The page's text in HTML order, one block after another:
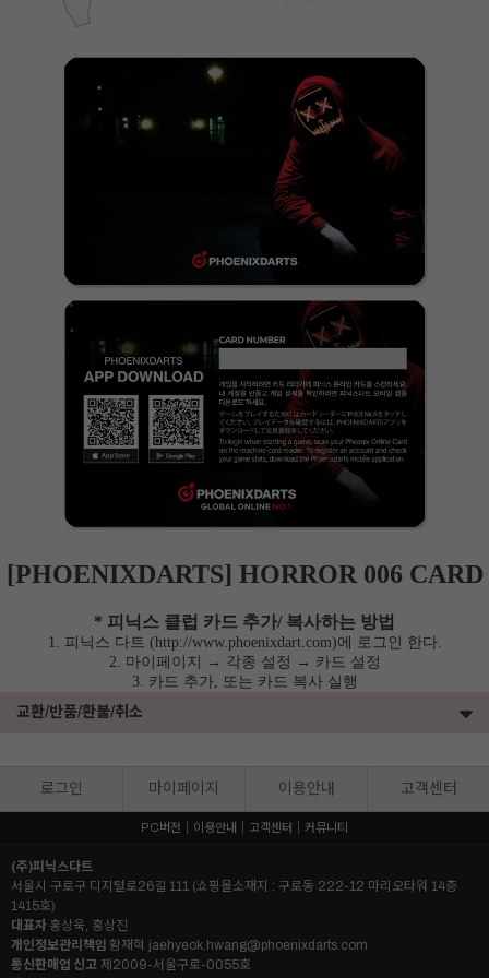
PAYCO 바로구매
[PHOENIXDARTS] HORROR 006 CARD
* 피닉스 클럽 카드 추가/ 복사하는 방법
1. 피닉스 다트 (http://www.phoenixdart.com)에 로그인 한다.
2. 마이페이지 → 각종 설정 → 카드 설정
3. 카드 추가, 또는 카드 복사 실행
교환/반품/환불/취소
로그인 마이페이지 이용안내 고객센터
PC버전 이용안내 고객센터 커뮤니티
(주)피닉스다트
서울시 구로구 디지털로26길 111 (쇼핑몰소재지 : 구로동 222-12 마리오타워 14층
1415호)
대표자 홍상욱, 홍상진
개인정보관리책임 황재혁 jaehyeok.hwang@phoenixdarts.com
통신판매업 신고 제2009-서울구로-0055호